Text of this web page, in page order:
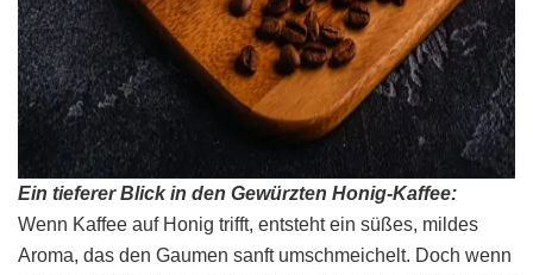
Ein tieferer Blick in den Gewürzten Honig-Kaffee:
Wenn Kaffee auf Honig trifft, entsteht ein süßes, mildes
Aroma, das den Gaumen sanft umschmeichelt. Doch wenn